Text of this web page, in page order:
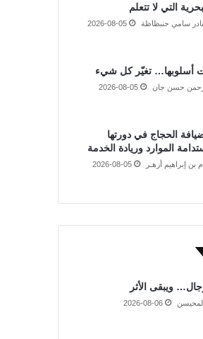
التي لا تتعلم
سامي حنبظاظة 2026-08-05
أسلوبها… تغيّر كل شيء
حسن جان 2026-08-05
الحجاج في دورتها
الموارد وريادة الخدمة
بن إبراهيم أزهـر 2026-08-05
ويبقى الأثر
2026-08-06